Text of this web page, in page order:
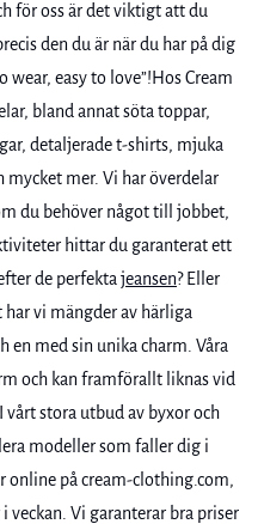
för oss är det viktigt att du
den du är när du har på dig
wear, easy to love”!Hos Cream
bland annat söta toppar,
detaljerade t-shirts, mjuka
mycket mer. Vi har överdelar
du behöver något till jobbet,
hittar du garanterat ett
de perfekta jeansen? Eller
har vi mängder av härliga
en med sin unika charm. Våra
och kan framförallt liknas vid
stora utbud av byxor och
modeller som faller dig i
online på cream-clothing.com,
veckan. Vi garanterar bra priser